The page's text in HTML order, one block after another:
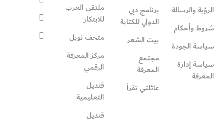
الرؤية والرسالة
شروط وأحكام
سياسة الجودة
سياسة إدارة
المعرفة
برنامج دبي
الدولي للكتابة
بيت الشعر
مجتمع
المعرفة
عائلتي تقرأ‎
ملتقى العرب
للابتكار
متحف نوبل
مركز المعرفة
الرقمي
قنديل
التعليمية
قنديل